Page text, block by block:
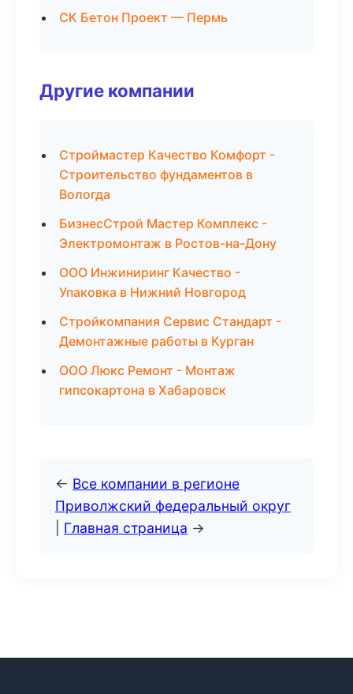
СК Бетон Проект — Пермь
Другие компании
Строймастер Качество Комфорт -
Строительство фундаментов в
Вологда
БизнесСтрой Мастер Комплекс -
Электромонтаж в Ростов-на-Дону
ООО Инжиниринг Качество -
Упаковка в Нижний Новгород
Стройкомпания Сервис Стандарт -
Демонтажные работы в Курган
ООО Люкс Ремонт - Монтаж
гипсокартона в Хабаровск
← Все компании в регионе
Приволжский федеральный округ
Главная страница →